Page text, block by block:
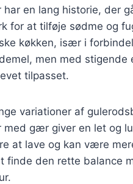
har en lang historie, der
for at tilføje sødme og
køkken, især i
men med
tilpasset.
variationer af
med gær giver en let og
at lave og kan være
finde den rette balance